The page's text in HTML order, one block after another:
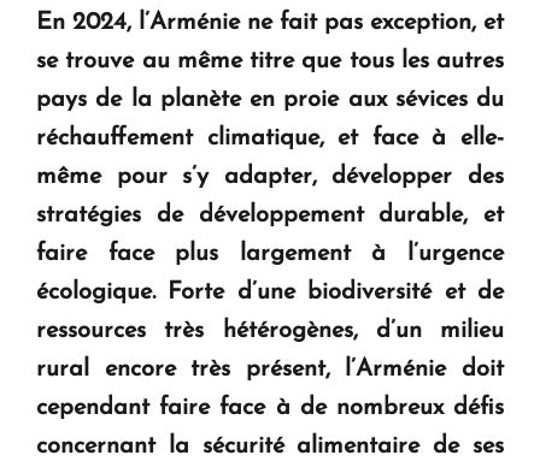
Le premier hôtel Hyatt Regency d'Arménie
ouvrira ses portes à Dilijan
En 2024, l’Arménie ne fait pas exception, et
se trouve au même titre que tous les autres
pays de la planète en proie aux sévices du
réchauffement climatique, et face à elle-
même pour s’y adapter, développer des
stratégies de développement durable, et
faire face plus largement à l’urgence
écologique. Forte d’une biodiversité et de
ressources très hétérogènes, d’un milieu
rural encore très présent, l’Arménie doit
cependant faire face à de nombreux défis
concernant la sécurité alimentaire de ses